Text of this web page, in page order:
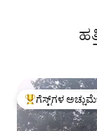
ಗೆಸ್ಟ್‌ಗಳಿಗೆ ಅತಿ
ಗೆಸ್ಟ್‌ಗಳ